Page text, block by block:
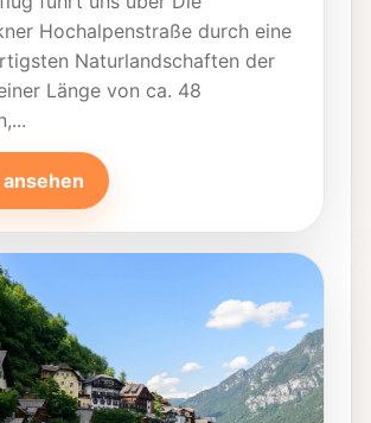
Hochalpenstraße durch eine
Naturlandschaften der
Länge von ca. 48